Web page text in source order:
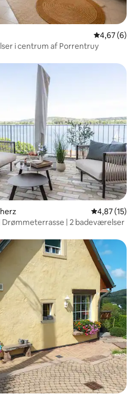
4,67 ud af 5
4,67 (6)
i centrum af Porrentruy
4,87 ud af 5
4,87 (15)
Drømmeterrasse | 2 badeværelser